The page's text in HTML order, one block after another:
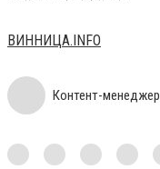
ВИННИЦА.INFO
Контент-менеджер